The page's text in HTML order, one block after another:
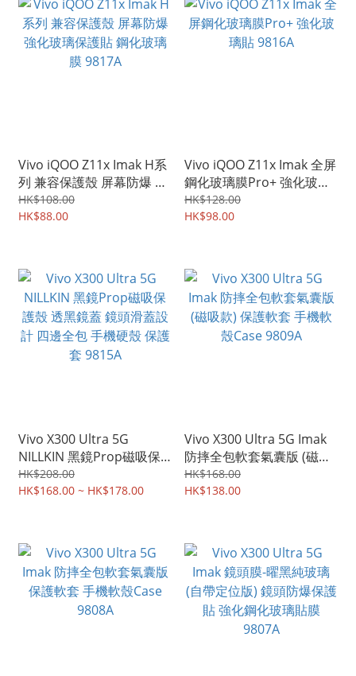
Vivo iQOO Z11x Imak H系
列 兼容保護殼 屏幕防爆 強
化玻璃保護貼 鋼化玻璃膜
9817A
HK$108.00
HK$88.00
Vivo iQOO Z11x Imak 全屏
鋼化玻璃膜Pro+ 強化玻璃
貼 9816A
HK$128.00
HK$98.00
Vivo X300 Ultra 5G
NILLKIN 黑鏡Prop磁吸保
護殼 透黑鏡蓋 鏡頭滑蓋設
計 四邊全包 手機硬殼 保護
HK$208.00
HK$168.00 ~ HK$178.00
Vivo X300 Ultra 5G Imak
防摔全包軟套氣囊版 (磁吸
款) 保護軟套 手機軟殼Case
9809A
HK$168.00
HK$138.00